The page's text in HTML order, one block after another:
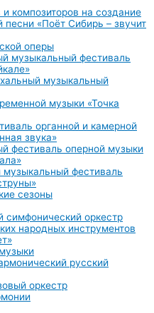
и композиторов на создание
песни «Поёт Сибирь – звучит
оперы
музыкальный фестиваль
музыкальный
музыки «Точка
органной и камерной
звука»
фестиваль оперной музыки
музыкальный фестиваль
сезоны
симфонический оркестр
народных инструментов
русский
оркестр